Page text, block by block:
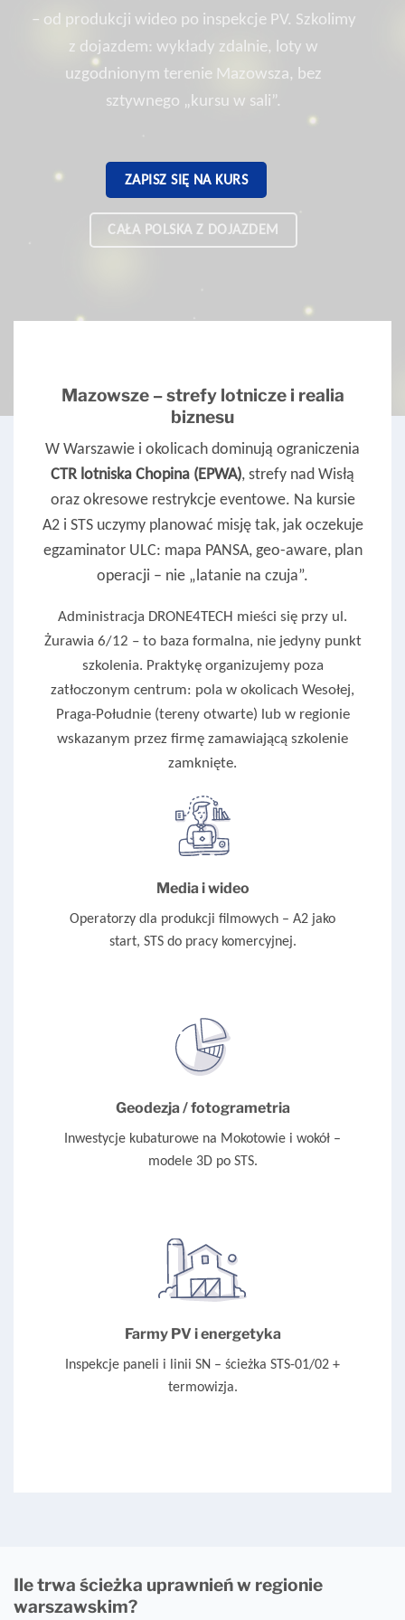
– od produkcji wideo po inspekcje PV. Szkolimy
z dojazdem: wykłady zdalnie, loty w
uzgodnionym terenie Mazowsza, bez
sztywnego „kursu w sali”.
ZAPISZ SIĘ NA KURS
CAŁA POLSKA Z DOJAZDEM
Mazowsze – strefy lotnicze i realia
biznesu
W Warszawie i okolicach dominują ograniczenia
CTR lotniska Chopina (EPWA), strefy nad Wisłą
oraz okresowe restrykcje eventowe. Na kursie
A2 i STS uczymy planować misję tak, jak oczekuje
egzaminator ULC: mapa PANSA, geo-aware, plan
operacji – nie „latanie na czuja”.
Administracja DRONE4TECH mieści się przy ul.
Żurawia 6/12 – to baza formalna, nie jedyny punkt
szkolenia. Praktykę organizujemy poza
zatłoczonym centrum: pola w okolicach Wesołej,
Praga-Południe (tereny otwarte) lub w regionie
wskazanym przez firmę zamawiającą szkolenie
zamknięte.
Media i wideo
Operatorzy dla produkcji filmowych – A2 jako
start, STS do pracy komercyjnej.
Geodezja / fotogrametria
Inwestycje kubaturowe na Mokotowie i wokół –
modele 3D po STS.
Farmy PV i energetyka
Inspekcje paneli i linii SN – ścieżka STS-01/02 +
termowizja.
Ile trwa ścieżka uprawnień w regionie
warszawskim?